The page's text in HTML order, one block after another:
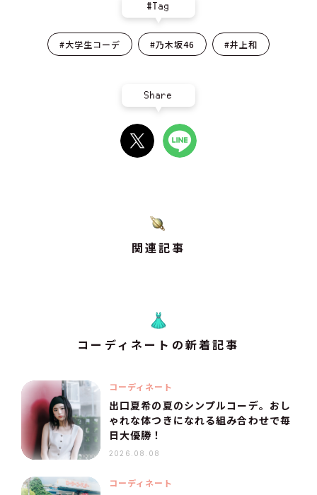
#Tag
#大学生コーデ #乃木坂46 #井上和
Share
関連記事
コーディネートの新着記事
コーディネート
出口夏希の夏のシンプルコーデ。おし
ゃれな体つきになれる組み合わせで毎
日大優勝！
2026.08.08
コーディネート